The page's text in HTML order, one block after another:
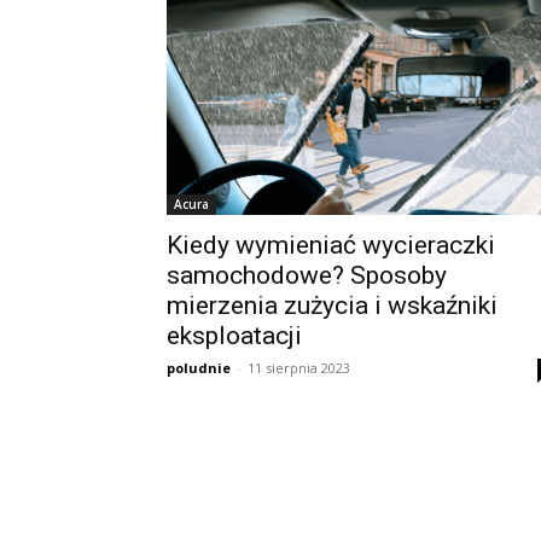
Acura
Kiedy wymieniać wycieraczki
samochodowe? Sposoby
mierzenia zużycia i wskaźniki
eksploatacji
poludnie - 11 sierpnia 2023